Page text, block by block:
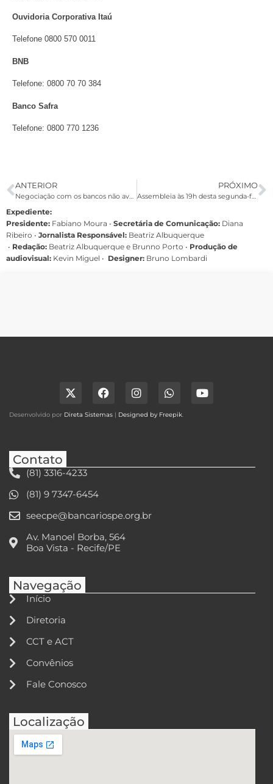
Ouvidoria Corporativa Itaú
Telefone 0800 570 0011
BNB
Telefone: 0800 70 70 384
Banco Safra
Telefone: 0800 770 1236
ANTERIOR
Negociação com os bancos não avança e prossegue nesta sexta-feira
PRÓXIMO
Assembleia às 19h desta segunda-feira decide sobre acordos e greve
Expediente:
Presidente: Fabiano Moura • Secretária de Comunicação: Diana
Ribeiro • Jornalista Responsável: Beatriz Albuquerque
• Redação: Beatriz Albuquerque e Brunno Porto • Produção de
audiovisual: Kevin Miguel • Designer: Bruno Lombardi
Desenvolvido por Direta Sistemas | Designed by Freepik.
Contato
(81) 3316-4233
(81) 9 7347-6454
seecpe@bancariospe.org.br
Av. Manoel Borba, 564
Boa Vista - Recife/PE
Navegação
Início
Diretoria
CCT e ACT
Convênios
Fale Conosco
Localização